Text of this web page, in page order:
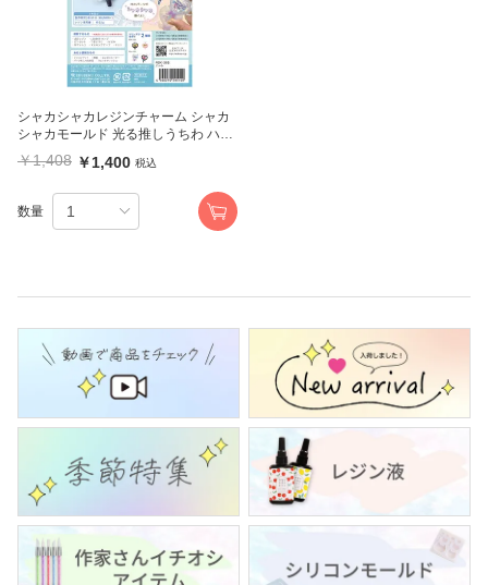
シャカシャカレジンチャーム シャカ
シャカモールド 光る推しうちわ ハー
ト レジンクラフト
￥1,408 ￥1,400 税込
数量